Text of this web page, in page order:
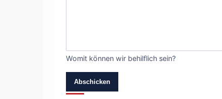
Womit können wir behilflich sein?
Abschicken